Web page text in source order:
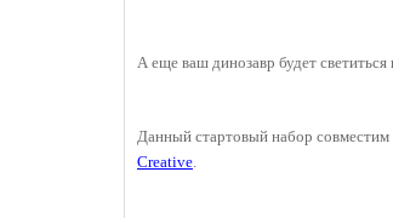
А еще ваш динозавр будет светиться
Данный стартовый набор совместим
Creative.